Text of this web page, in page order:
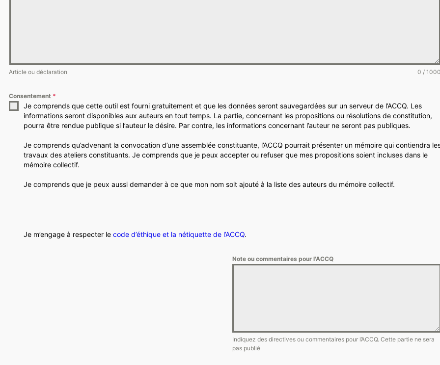
Article ou déclaration 0 /
Consentement *
Je comprends que cette outil est fourni gratuitement et que les données seront sauvegardées sur un serveur de l’ACCQ. Les
informations seront disponibles aux auteurs en tout temps. La partie, concernant les propositions ou résolutions de constitution,
pourra être rendue publique si l’auteur le désire. Par contre, les informations concernant l’auteur ne seront pas publiques.
Je comprends qu’advenant la convocation d’une assemblée constituante, l’ACCQ pourrait présenter un mémoire qui contiendra
travaux des ateliers constituants. Je comprends que je peux accepter ou refuser que mes propositions soient incluses dans le
mémoire collectif.
Je comprends que je peux aussi demander à ce que mon nom soit ajouté à la liste des auteurs du mémoire collectif.
Je m’engage à respecter le code d’éthique et la nétiquette de l’ACCQ.
Note ou commentaires pour l'ACCQ
Indiquez des directives ou commentaires pour l’ACCQ. Cette partie ne sera
pas publié